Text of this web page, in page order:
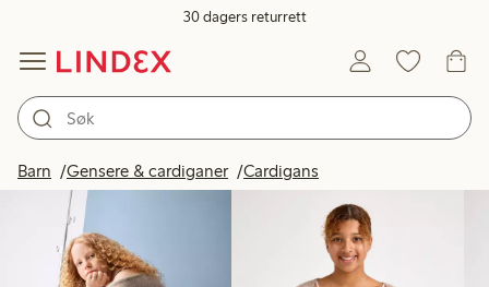
30 dagers returrett
Barn Gensere & cardiganer Cardigans